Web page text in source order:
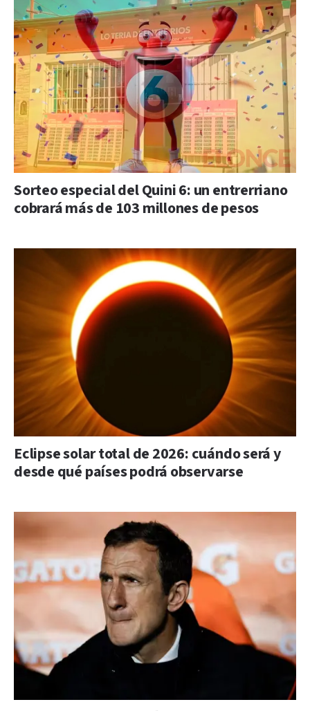
Sorteo especial del Quini 6: un entrerriano
cobrará más de 103 millones de pesos
Eclipse solar total de 2026: cuándo será y
desde qué países podrá observarse